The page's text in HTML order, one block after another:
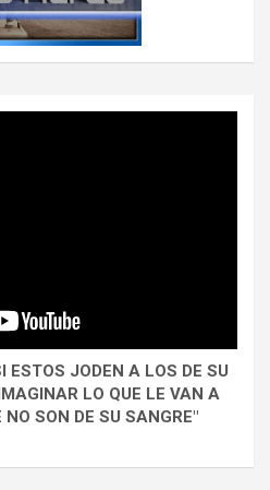
ESTOS JODEN A LOS DE SU
LO QUE LE VAN A
SON DE SU SANGRE"